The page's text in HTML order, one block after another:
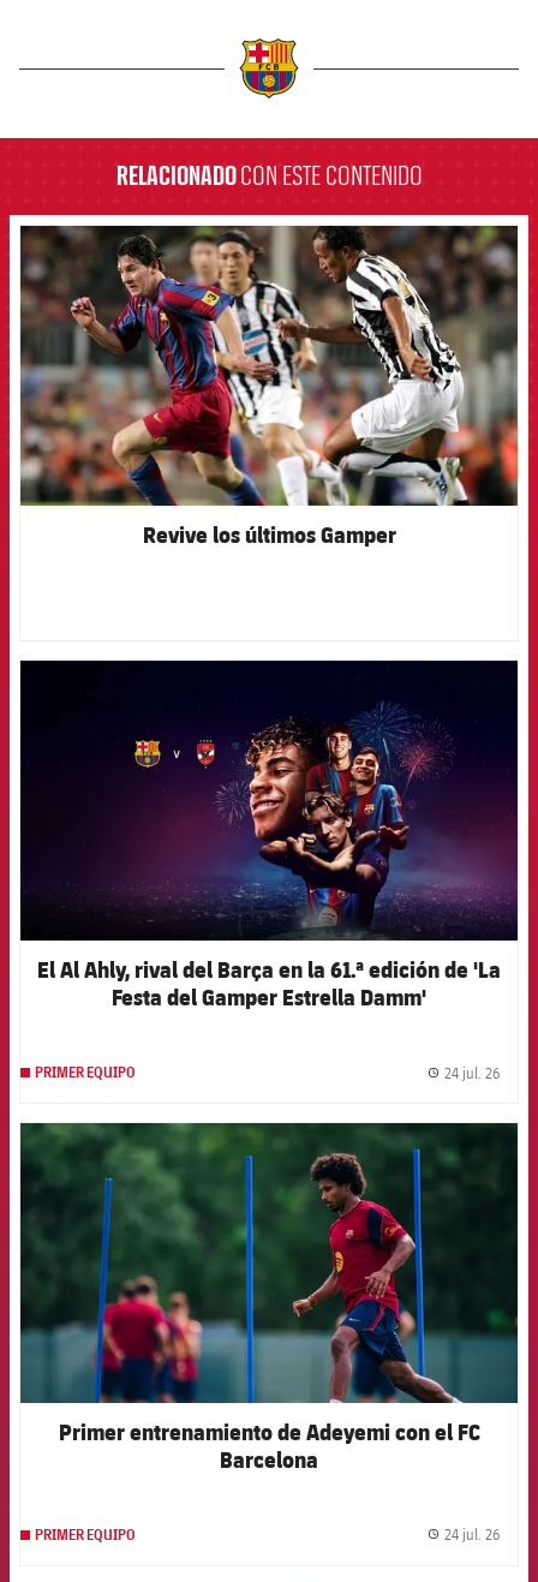
RELACIONADOCON ESTE CONTENIDO
FCB Barcelona badge
Revive los últimos Gamper
El Al Ahly, rival del Barça en la 61.ª edición de 'La
Festa del Gamper Estrella Damm'
PRIMER EQUIPO 24 jul. 26
FCB Barcelona badge
Primer entrenamiento de Adeyemi con el FC
Barcelona
PRIMER EQUIPO 24 jul. 26